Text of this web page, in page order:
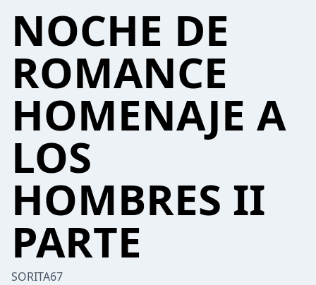
NOCHE DE
ROMANCE
HOMENAJE A
LOS
HOMBRES II
PARTE
SORITA67